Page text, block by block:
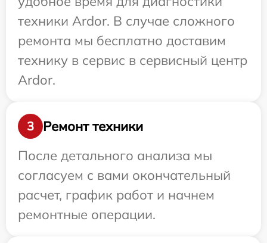
техники Ardor. В случае сложного
ремонта мы бесплатно доставим
технику в сервис в сервисный центр
Ardor.
3
Ремонт техники
После детального анализа мы
согласуем с вами окончательный
расчет, график работ и начнем
ремонтные операции.